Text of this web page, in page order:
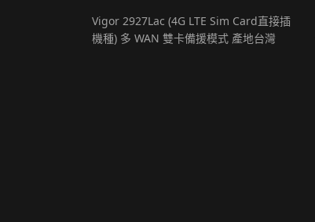
Vigor 2927Lac (4G LTE Sim Card直接插
機種) 多 WAN 雙卡備援模式 產地台灣